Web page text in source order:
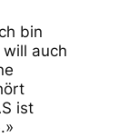
bin
auch
ist